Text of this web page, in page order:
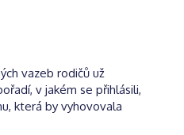
vazeb rodičů už
v jakém se přihlásili,
která by vyhovovala